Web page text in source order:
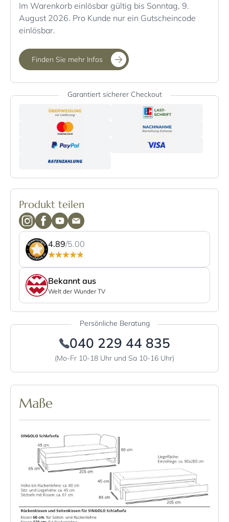
Im Warenkorb einlösbar gültig bis Sonntag, 9.
August 2026. Pro Kunde nur ein Gutscheincode
einlösbar.
Finden Sie mehr Infos
Garantiert sicherer Checkout
Produkt teilen
4.89/5.00
Bekannt aus
Welt der Wunder TV
Persönliche Beratung
040 229 44 835
(Mo-Fr 10-18 Uhr und Sa 10-16 Uhr)
Maße